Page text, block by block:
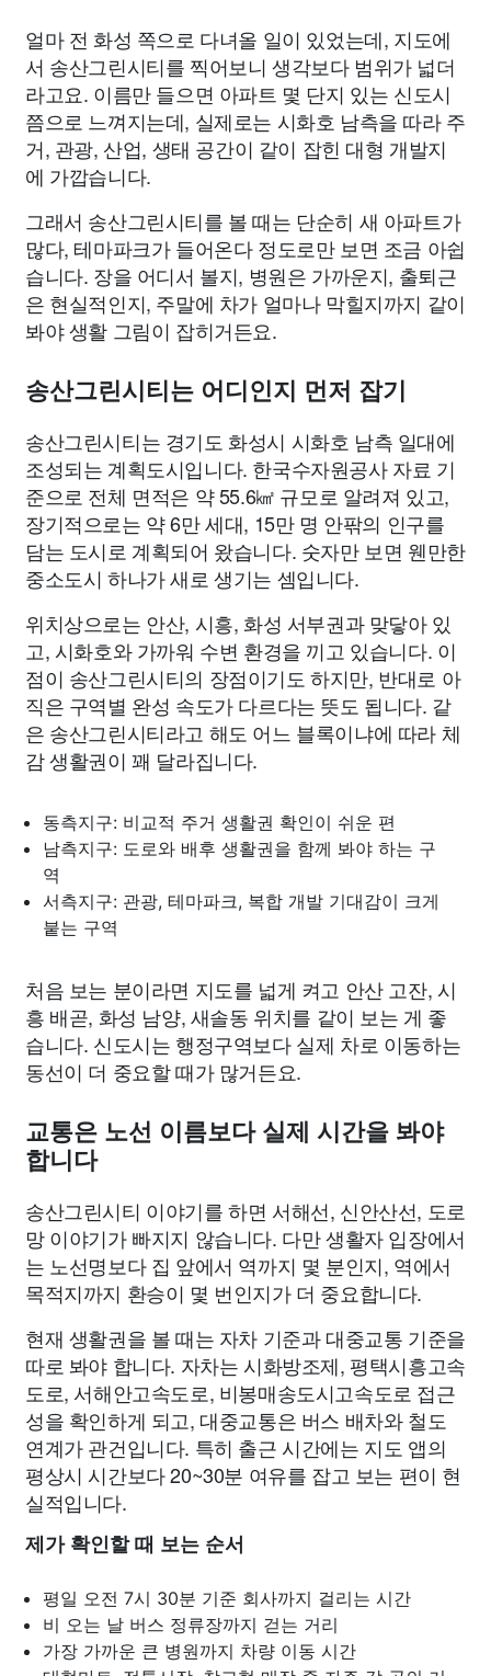
얼마 전 화성 쪽으로 다녀올 일이 있었는데, 지도에
서 송산그린시티를 찍어보니 생각보다 범위가 넓더
라고요. 이름만 들으면 아파트 몇 단지 있는 신도시
쯤으로 느껴지는데, 실제로는 시화호 남측을 따라 주
거, 관광, 산업, 생태 공간이 같이 잡힌 대형 개발지
에 가깝습니다.
그래서 송산그린시티를 볼 때는 단순히 새 아파트가
많다, 테마파크가 들어온다 정도로만 보면 조금 아쉽
습니다. 장을 어디서 볼지, 병원은 가까운지, 출퇴근
은 현실적인지, 주말에 차가 얼마나 막힐지까지 같이
봐야 생활 그림이 잡히거든요.
송산그린시티는 어디인지 먼저 잡기
송산그린시티는 경기도 화성시 시화호 남측 일대에
조성되는 계획도시입니다. 한국수자원공사 자료 기
준으로 전체 면적은 약 55.6㎢ 규모로 알려져 있고,
장기적으로는 약 6만 세대, 15만 명 안팎의 인구를
담는 도시로 계획되어 왔습니다. 숫자만 보면 웬만한
중소도시 하나가 새로 생기는 셈입니다.
위치상으로는 안산, 시흥, 화성 서부권과 맞닿아 있
고, 시화호와 가까워 수변 환경을 끼고 있습니다. 이
점이 송산그린시티의 장점이기도 하지만, 반대로 아
직은 구역별 완성 속도가 다르다는 뜻도 됩니다. 같
은 송산그린시티라고 해도 어느 블록이냐에 따라 체
감 생활권이 꽤 달라집니다.
동측지구: 비교적 주거 생활권 확인이 쉬운 편
남측지구: 도로와 배후 생활권을 함께 봐야 하는 구
역
서측지구: 관광, 테마파크, 복합 개발 기대감이 크게
붙는 구역
처음 보는 분이라면 지도를 넓게 켜고 안산 고잔, 시
흥 배곧, 화성 남양, 새솔동 위치를 같이 보는 게 좋
습니다. 신도시는 행정구역보다 실제 차로 이동하는
동선이 더 중요할 때가 많거든요.
교통은 노선 이름보다 실제 시간을 봐야
합니다
송산그린시티 이야기를 하면 서해선, 신안산선, 도로
망 이야기가 빠지지 않습니다. 다만 생활자 입장에서
는 노선명보다 집 앞에서 역까지 몇 분인지, 역에서
목적지까지 환승이 몇 번인지가 더 중요합니다.
현재 생활권을 볼 때는 자차 기준과 대중교통 기준을
따로 봐야 합니다. 자차는 시화방조제, 평택시흥고속
도로, 서해안고속도로, 비봉매송도시고속도로 접근
성을 확인하게 되고, 대중교통은 버스 배차와 철도
연계가 관건입니다. 특히 출근 시간에는 지도 앱의
평상시 시간보다 20~30분 여유를 잡고 보는 편이 현
실적입니다.
제가 확인할 때 보는 순서
평일 오전 7시 30분 기준 회사까지 걸리는 시간
비 오는 날 버스 정류장까지 걷는 거리
가장 가까운 큰 병원까지 차량 이동 시간